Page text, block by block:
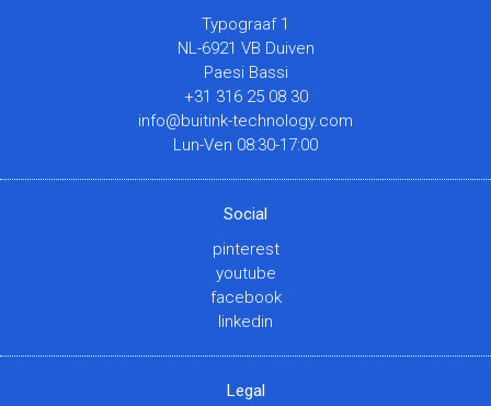
Typograaf 1
NL-6921 VB Duiven
Paesi Bassi
+31 316 25 08 30
info@buitink-technology.com
Lun-Ven 08:30-17:00
Social
pinterest
youtube
facebook
linkedin
Legal